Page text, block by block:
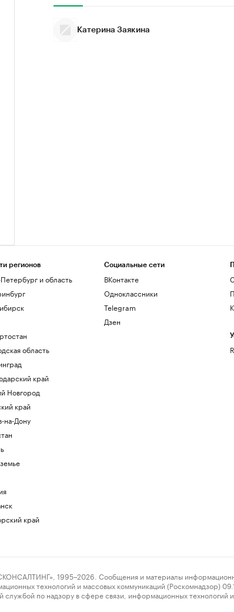
Катерина Заякина
регионов
и область
область
край
Новгород
край
на-Дону
край
Социальные сети
ВКонтакте
Одноклассники
Telegram
Дзен
1995–2026. Сообщения и материалы
технологий и массовых коммуникаций (Роскомнадзор)
по надзору в сфере связи, информационных